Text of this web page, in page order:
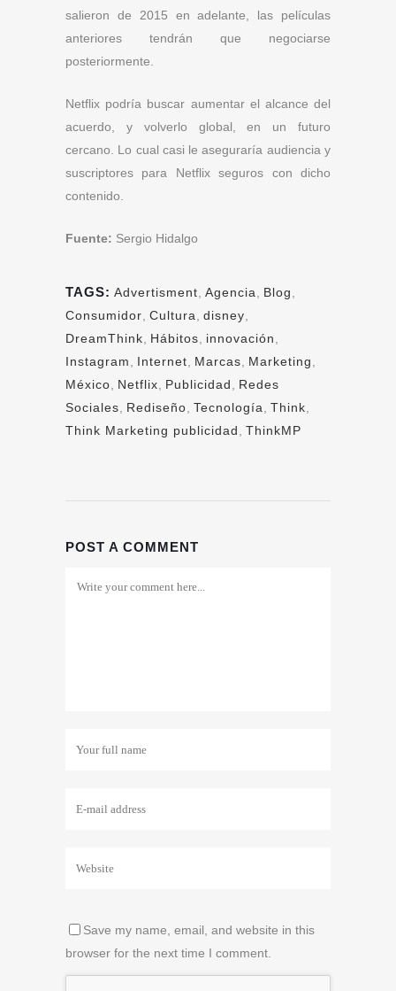
salieron de 2015 en adelante, las películas
anteriores tendrán que negociarse
posteriormente.
Netflix podría buscar aumentar el alcance del
acuerdo, y volverlo global, en un futuro
cercano. Lo cual casi le aseguraría audiencia y
suscriptores para Netflix seguros con dicho
contenido.
Fuente: Sergio Hidalgo
TAGS: Advertisment Agencia Blog
Consumidor Cultura disney
DreamThink
Hábitos innovación
Instagram
Internet Marcas Marketing
México
Netflix Publicidad
Redes
Sociales
Rediseño Tecnología Think
Think Marketing publicidad
ThinkMP
POST A COMMENT
Save my name, email, and website in this
browser for the next time I comment.